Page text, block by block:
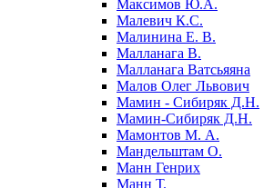
Максимов Ю.А.
Малевич К.С.
Малинина Е. В.
Малланага В.
Малланага Ватсьяяна
Малов Олег Львович
Мамин - Сибиряк Д.Н.
Мамин-Сибиряк Д.Н.
Мамонтов М. А.
Мандельштам О.
Манн Генрих
Манн Т.